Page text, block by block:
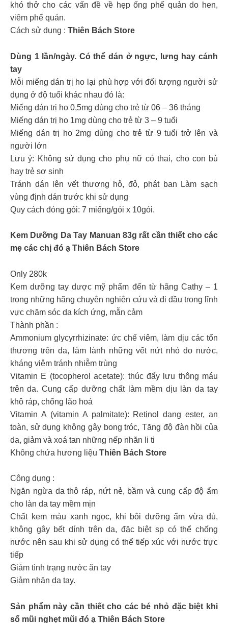
khó thở cho các vấn đề về hẹp ống phế quản do hen,
viêm phế quản.
Cách sử dụng : Thiên Bách Store
Dùng 1 lần/ngày. Có thể dán ở ngực, lưng hay cánh
tay
Mỗi miếng dán trị ho lại phù hợp với đối tượng người sử
dụng ở độ tuổi khác nhau đó là:
Miếng dán trị ho 0,5mg dùng cho trẻ từ 06 – 36 tháng
Miếng dán trị ho 1mg dùng cho trẻ từ 3 – 9 tuổi
Miếng dán trị ho 2mg dùng cho trẻ từ 9 tuổi trở lên và
người lớn
Lưu ý: Không sử dụng cho phụ nữ có thai, cho con bú
hay trẻ sơ sinh
Tránh dán lên vết thương hỏ, đỏ, phát ban Làm sạch
vùng định dán trước khi sử dụng
Quy cách đóng gói: 7 miếng/gói x 10gói.
Kem Dưỡng Da Tay Manuan 83g rất cần thiết cho các
mẹ các chị đó ạ Thiên Bách Store
Only 280k
Kem dưỡng tay dược mỹ phẩm đến từ hãng Cathy – 1
trong những hãng chuyên nghiên cứu và đi đầu trong lĩnh
vực chăm sóc da kích ứng, mẫn cảm
Thành phần :
Ammonium glycyrrhizinate: ức chế viêm, làm dịu các tổn
thương trên da, làm lành những vết nứt nhỏ do nước,
kháng viêm tránh nhiễm trùng
Vitamin E (tocopherol acetate): thúc đẩy lưu thông máu
trên da. Cung cấp dưỡng chất làm mềm dịu làn da tay
khô ráp, chống lão hoá
Vitamin A (vitamin A palmitate): Retinol dạng ester, an
toàn, sử dụng không gây bong tróc, Tăng độ đàn hồi của
da, giảm và xoá tan những nếp nhăn li ti
Không chứa hương liệu Thiên Bách Store
Công dụng :
Ngăn ngừa da thô ráp, nứt nẻ, bầm và cung cấp độ ẩm
cho làn da tay mềm mịn
Chất kem màu xanh ngọc, khi bôi dưỡng ẩm vừa đủ,
không gây bết dính trên da, đặc biệt sp có thể chống
nước nên sau khi sử dụng có thể tiếp xúc với nước trực
tiếp
Giảm tình trạng nước ăn tay
Giảm nhăn da tay.
Sản phẩm này cần thiết cho các bé nhỏ đặc biệt khi
sổ mũi nghẹt mũi đó ạ Thiên Bách Store